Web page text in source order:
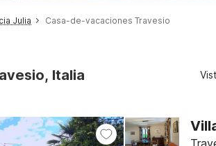
Julia Casa-de-vacaciones Travesio
Italia